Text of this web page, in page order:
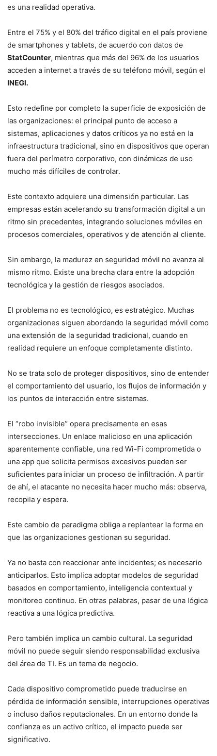
es una realidad operativa.
Entre el 75% y el 80% del tráfico digital en el país proviene
de smartphones y tablets, de acuerdo con datos de
StatCounter, mientras que más del 96% de los usuarios
acceden a internet a través de su teléfono móvil, según el
INEGI.
Esto redefine por completo la superficie de exposición de
las organizaciones: el principal punto de acceso a
sistemas, aplicaciones y datos críticos ya no está en la
infraestructura tradicional, sino en dispositivos que operan
fuera del perímetro corporativo, con dinámicas de uso
mucho más difíciles de controlar.
Este contexto adquiere una dimensión particular. Las
empresas están acelerando su transformación digital a un
ritmo sin precedentes, integrando soluciones móviles en
procesos comerciales, operativos y de atención al cliente.
Sin embargo, la madurez en seguridad móvil no avanza al
mismo ritmo. Existe una brecha clara entre la adopción
tecnológica y la gestión de riesgos asociados.
El problema no es tecnológico, es estratégico. Muchas
organizaciones siguen abordando la seguridad móvil como
una extensión de la seguridad tradicional, cuando en
realidad requiere un enfoque completamente distinto.
No se trata solo de proteger dispositivos, sino de entender
el comportamiento del usuario, los flujos de información y
los puntos de interacción entre sistemas.
El “robo invisible” opera precisamente en esas
intersecciones. Un enlace malicioso en una aplicación
aparentemente confiable, una red Wi-Fi comprometida o
una app que solicita permisos excesivos pueden ser
suficientes para iniciar un proceso de infiltración. A partir
de ahí, el atacante no necesita hacer mucho más: observa,
recopila y espera.
Este cambio de paradigma obliga a replantear la forma en
que las organizaciones gestionan su seguridad.
Ya no basta con reaccionar ante incidentes; es necesario
anticiparlos. Esto implica adoptar modelos de seguridad
basados en comportamiento, inteligencia contextual y
monitoreo continuo. En otras palabras, pasar de una lógica
reactiva a una lógica predictiva.
Pero también implica un cambio cultural. La seguridad
móvil no puede seguir siendo responsabilidad exclusiva
del área de TI. Es un tema de negocio.
Cada dispositivo comprometido puede traducirse en
pérdida de información sensible, interrupciones operativas
o incluso daños reputacionales. En un entorno donde la
confianza es un activo crítico, el impacto puede ser
significativo.